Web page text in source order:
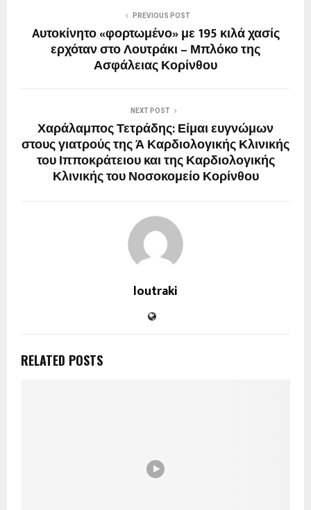
PREVIOUS POST
Aυτοκίνητο «φορτωμένο» με 195 κιλά χασίς
ερχόταν στο Λουτράκι – Μπλόκο της
Ασφάλειας Κορίνθου
NEXT POST
Χαράλαμπος Τετράδης: Είμαι ευγνώμων
στους γιατρούς της Ά Καρδιολογικής Κλινικής
του Ιπποκράτειου και της Καρδιολογικής
Κλινικής του Νοσοκομείο Κορίνθου
loutraki
RELATED POSTS